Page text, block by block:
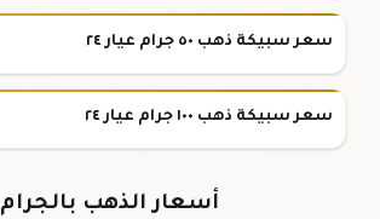
سعر سبيكة ذهب ٥٠ جرام عيار ٢٤
سعر سبيكة ذهب ١٠٠ جرام عيار ٢٤
أسعار الذهب بالجرام